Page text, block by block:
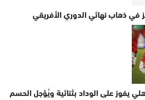
في ذهاب نهائي الدوري الأفريقي
يفوز على الوداد بثنائية ويُؤجل الحسم